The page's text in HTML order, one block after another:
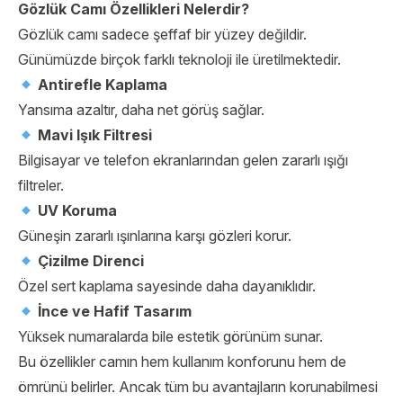
Gözlük Camı Özellikleri Nelerdir?
Gözlük camı sadece şeffaf bir yüzey değildir.
Günümüzde birçok farklı teknoloji ile üretilmektedir.
Antirefle Kaplama
Yansıma azaltır, daha net görüş sağlar.
Mavi Işık Filtresi
Bilgisayar ve telefon ekranlarından gelen zararlı ışığı
filtreler.
UV Koruma
Güneşin zararlı ışınlarına karşı gözleri korur.
Çizilme Direnci
Özel sert kaplama sayesinde daha dayanıklıdır.
İnce ve Hafif Tasarım
Yüksek numaralarda bile estetik görünüm sunar.
Bu özellikler camın hem kullanım konforunu hem de
ömrünü belirler. Ancak tüm bu avantajların korunabilmesi